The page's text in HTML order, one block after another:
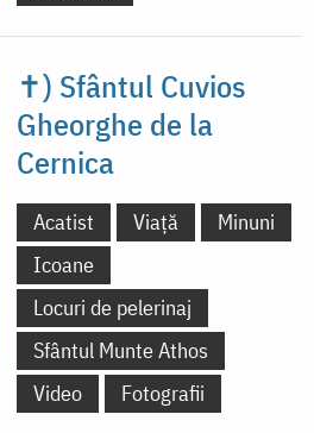
✝) Sfântul Cuvios
Gheorghe de la
Cernica
Acatist Viață
Minuni
Icoane
Locuri de pelerinaj
Sfântul Munte Athos
Video
Fotografii